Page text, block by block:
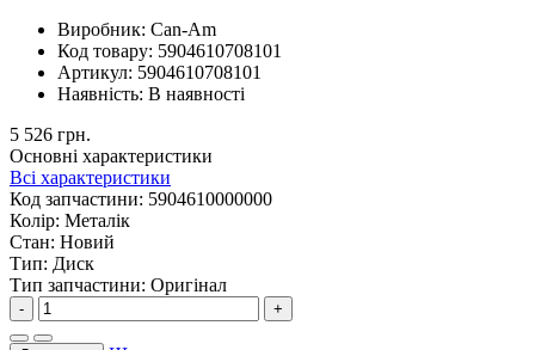
Виробник: Can-Am
Код товару: 5904610708101
Артикул: 5904610708101
Наявність: В наявності
5 526 грн.
Основні характеристики
Всі характеристики
Код запчастини: 5904610000000
Колір: Металік
Стан: Новий
Тип: Диск
Тип запчастини: Оригінал
- +